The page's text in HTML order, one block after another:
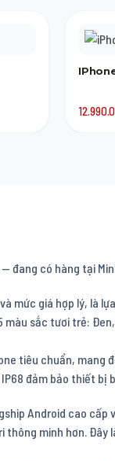
— đang có hàng tại
mức giá hợp lý, là
sắc tươi trẻ:
tiêu chuẩn,
đảm bảo thiết
Android cao
minh hơn. Đây